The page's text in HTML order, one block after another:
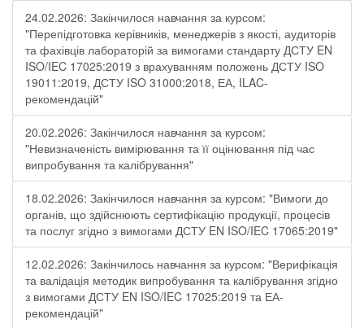
24.02.2026: Закінчилося навчання за курсом:
"Перепідготовка керівників, менеджерів з якості, аудиторів
та фахівців лабораторій за вимогами стандарту ДСТУ EN
ISO/IEC 17025:2019 з врахуванням положень ДСТУ ISO
19011:2019, ДСТУ ISO 31000:2018, ЕА, ILAC-
рекомендацій"
20.02.2026: Закінчилося навчання за курсом:
"Невизначеність вимірювання та її оцінювання під час
випробування та калібрування"
18.02.2026: Закінчилося навчання за курсом: "Вимоги до
органів, що здійснюють сертифікацію продукції, процесів
та послуг згідно з вимогами ДСТУ EN ISO/IEC 17065:2019"
12.02.2026: Закінчилось навчання за курсом: "Верифікація
та валідація методик випробування та калібрування згідно
з вимогами ДСТУ EN ISO/IEC 17025:2019 та ЕА-
рекомендацій"